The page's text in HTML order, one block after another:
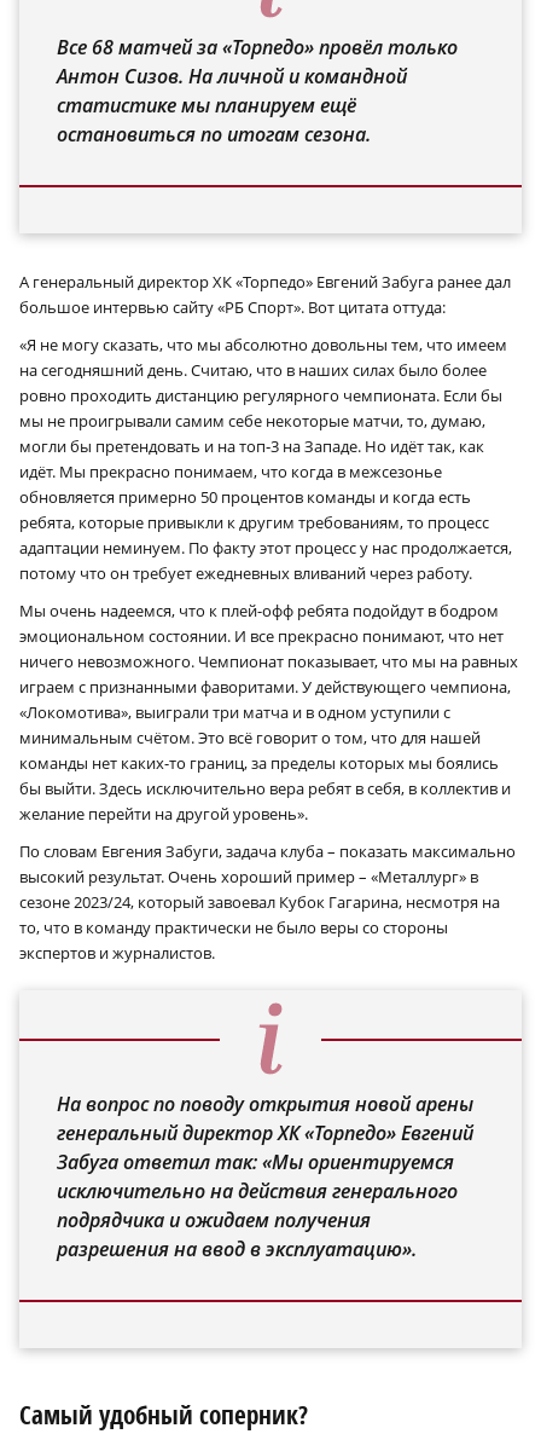
Все 68 матчей за «Торпедо» провёл только
Антон Сизов. На личной и командной
статистике мы планируем ещё
остановиться по итогам сезона.
А генеральный директор ХК «Торпедо» Евгений Забуга ранее дал
большое интервью сайту «РБ Спорт». Вот цитата оттуда:
«Я не могу сказать, что мы абсолютно довольны тем, что имеем
на сегодняшний день. Считаю, что в наших силах было более
ровно проходить дистанцию регулярного чемпионата. Если бы
мы не проигрывали самим себе некоторые матчи, то, думаю,
могли бы претендовать и на топ‑3 на Западе. Но идёт так, как
идёт. Мы прекрасно понимаем, что когда в межсезонье
обновляется примерно 50 процентов команды и когда есть
ребята, которые привыкли к другим требованиям, то процесс
адаптации неминуем. По факту этот процесс у нас продолжается,
потому что он требует ежедневных вливаний через работу.
Мы очень надеемся, что к плей-офф ребята подойдут в бодром
эмоциональном состоянии. И все прекрасно понимают, что нет
ничего невозможного. Чемпионат показывает, что мы на равных
играем с признанными фаворитами. У действующего чемпиона,
«Локомотива», выиграли три матча и в одном уступили с
минимальным счётом. Это всё говорит о том, что для нашей
команды нет каких-то границ, за пределы которых мы боялись
бы выйти. Здесь исключительно вера ребят в себя, в коллектив и
желание перейти на другой уровень».
По словам Евгения Забуги, задача клуба – показать максимально
высокий результат. Очень хороший пример – «Металлург» в
сезоне 2023/24, который завоевал Кубок Гагарина, несмотря на
то, что в команду практически не было веры со стороны
экспертов и журналистов.
На вопрос по поводу открытия новой арены
генеральный директор ХК «Торпедо» Евгений
Забуга ответил так: «Мы ориентируемся
исключительно на действия генерального
подрядчика и ожидаем получения
разрешения на ввод в эксплуатацию».
Самый удобный соперник?